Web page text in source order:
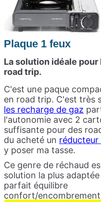
Plaque 1 feux
La solution idéale pour
road trip.
C'est une paque
en road trip. C'est très
les recharge de gaz
l'autonomie avec 2
suffisante pour des
du acheté un réducteur
y poser ma tasse.
Ce genre de réchaud
solution la plus
parfait équilibre
confort/